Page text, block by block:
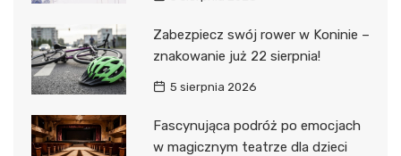
Zabezpiecz swój rower w Koninie –
znakowanie już 22 sierpnia!
5 sierpnia 2026
Fascynująca podróż po emocjach
w magicznym teatrze dla dzieci